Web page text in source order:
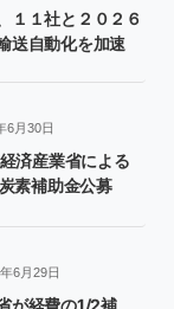
１１社と２０２６
送自動化を加速
6月30日
済産業省による
素補助金公募
6月29日
が経費の1/2補